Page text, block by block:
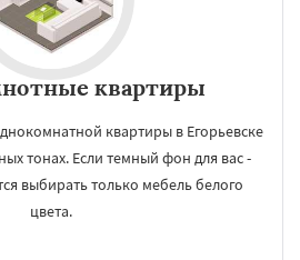
квартиры
квартиры в Егорьевске
тонах. Если темный фон для вас -
выбирать только мебель белого
цвета.